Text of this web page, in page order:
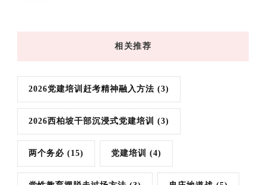
相关推荐
2026党建培训赶考精神融入方法 (3)
2026西柏坡干部沉浸式党建培训 (3)
两个务必 (15) 党建培训 (4)